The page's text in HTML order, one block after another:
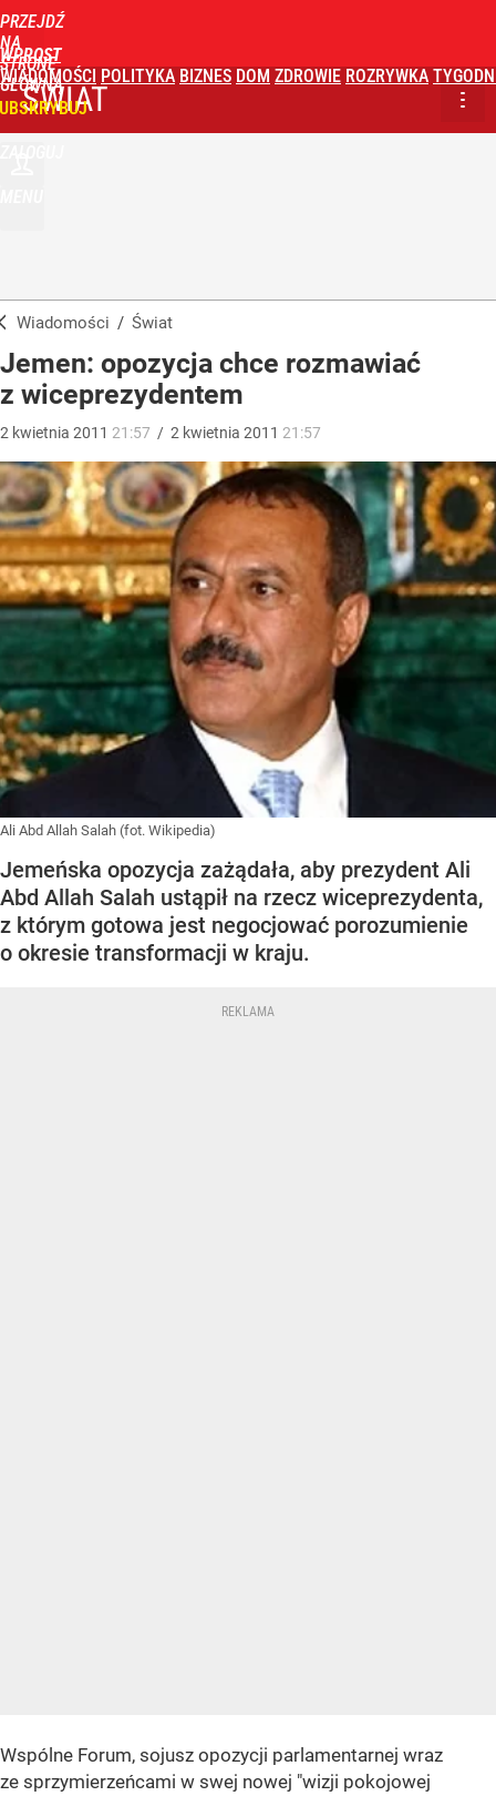
PRZEJDŹ
NA
STRONĘ
GŁÓWNĄ
WPROST
WIADOMOŚCI POLITYKA BIZNES DOM ZDROWIE ROZRYWKA
ŚWIAT
Wiadomości / Świat
Jemen: opozycja chce rozmawiać
z wiceprezydentem
2 kwietnia 2011 21:57 / 2 kwietnia 2011 21:57
Ali Abd Allah Salah (fot. Wikipedia)
Jemeńska opozycja zażądała, aby prezydent Ali
Abd Allah Salah ustąpił na rzecz wiceprezydenta,
z którym gotowa jest negocjować porozumienie
o okresie transformacji w kraju.
Wspólne Forum, sojusz opozycji parlamentarnej wraz
ze sprzymierzeńcami w swej nowej "wizji pokojowej